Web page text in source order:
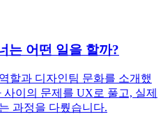
는 어떤 일을 할까?
할과 디자인팀 문화를 소개했
이의 문제를 UX로 풀고, 실제
과정을 다뤘습니다.